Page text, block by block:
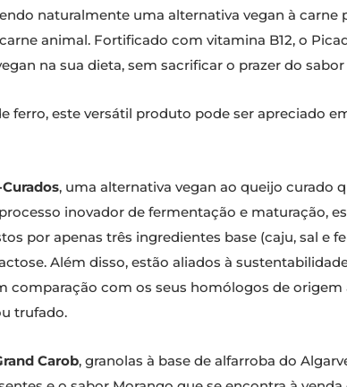
naturalmente uma alternativa vegan à carne
animal. Fortificado com vitamina B12, o
na sua dieta, sem sacrificar o prazer do sabor
ferro, este versátil produto pode ser apreciado
, uma alternativa vegan ao queijo curado
inovador de fermentação e maturação,
por apenas três ingredientes base (caju, sal e
Além disso, estão aliados à
comparação com os seus homólogos de
trufado.
Carob, granolas à base de alfarroba do